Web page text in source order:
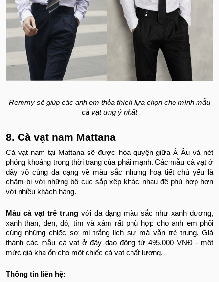
Remmy sẽ giúp các anh em thỏa thích lựa chọn cho mình mẫu
cà vạt ưng ý nhất
8. Cà vạt nam Mattana
Cà vạt nam tại Mattana sẽ được hòa quyện giữa Á Âu và nét
phóng khoáng trong thời trang của phái mạnh. Các mẫu cà vạt ở
đây vô cùng đa dạng về màu sắc nhưng hoạ tiết chủ yếu là
chấm bi với những bố cục sắp xếp khác nhau để phù hợp hơn
với nhiều khách hàng.
Màu cà vạt trẻ trung với đa dạng màu sắc như xanh dương,
xanh than, đen, đỏ, tím và xám rất phù hợp cho anh em phối
cùng những chiếc sơ mi trắng lịch sự mà vẫn trẻ trung. Giá
thành các mẫu cà vạt ở đây dao động từ 495.000 VNĐ - một
mức giá khá ổn cho một chiếc cà vạt chất lượng.
Thông tin liên hệ: